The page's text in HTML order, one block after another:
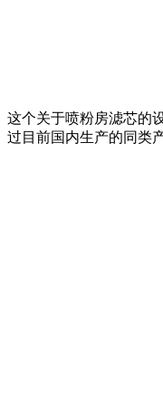
这个关于喷粉房滤芯的
过目前国内生产的同类